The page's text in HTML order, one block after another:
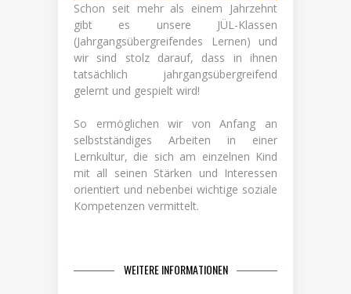
Schon seit mehr als einem Jahrzehnt
gibt es unsere JÜL-Klassen
(Jahrgangsübergreifendes Lernen) und
wir sind stolz darauf, dass in ihnen
tatsächlich jahrgangsübergreifend
gelernt und gespielt wird!
So ermöglichen wir von Anfang an
selbstständiges Arbeiten in einer
Lernkultur, die sich am einzelnen Kind
mit all seinen Stärken und Interessen
orientiert und nebenbei wichtige soziale
Kompetenzen vermittelt.
WEITERE INFORMATIONEN